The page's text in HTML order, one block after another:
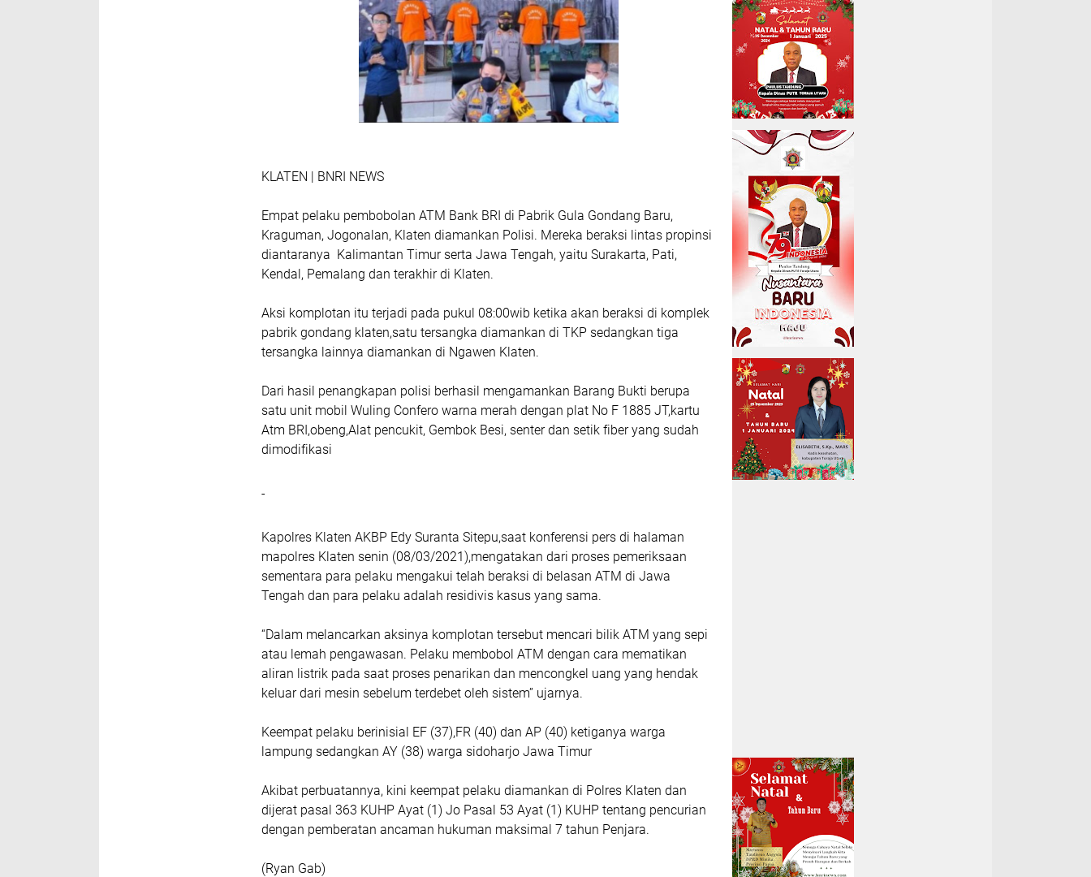
KLATEN | BNRI NEWS
Empat pelaku pembobolan ATM Bank BRI di Pabrik Gula Gondang Baru,
Kraguman, Jogonalan, Klaten diamankan Polisi. Mereka beraksi lintas propinsi
diantaranya Kalimantan Timur serta Jawa Tengah, yaitu Surakarta, Pati,
Kendal, Pemalang dan terakhir di Klaten.
Aksi komplotan itu terjadi pada pukul 08:00wib ketika akan beraksi di komplek
pabrik gondang klaten,satu tersangka diamankan di TKP sedangkan tiga
tersangka lainnya diamankan di Ngawen Klaten.
Dari hasil penangkapan polisi berhasil mengamankan Barang Bukti berupa
satu unit mobil Wuling Confero warna merah dengan plat No F 1885 JT,kartu
Atm BRI,obeng,Alat pencukit, Gembok Besi, senter dan setik fiber yang sudah
dimodifikasi
-
Kapolres Klaten AKBP Edy Suranta Sitepu,saat konferensi pers di halaman
mapolres Klaten senin (08/03/2021),mengatakan dari proses pemeriksaan
sementara para pelaku mengakui telah beraksi di belasan ATM di Jawa
Tengah dan para pelaku adalah residivis kasus yang sama.
“Dalam melancarkan aksinya komplotan tersebut mencari bilik ATM yang sepi
atau lemah pengawasan. Pelaku membobol ATM dengan cara mematikan
aliran listrik pada saat proses penarikan dan mencongkel uang yang hendak
keluar dari mesin sebelum terdebet oleh sistem” ujarnya.
Keempat pelaku berinisial EF (37),FR (40) dan AP (40) ketiganya warga
lampung sedangkan AY (38) warga sidoharjo Jawa Timur
Akibat perbuatannya, kini keempat pelaku diamankan di Polres Klaten dan
dijerat pasal 363 KUHP Ayat (1) Jo Pasal 53 Ayat (1) KUHP tentang pencurian
dengan pemberatan ancaman hukuman maksimal 7 tahun Penjara.
(Ryan Gab)